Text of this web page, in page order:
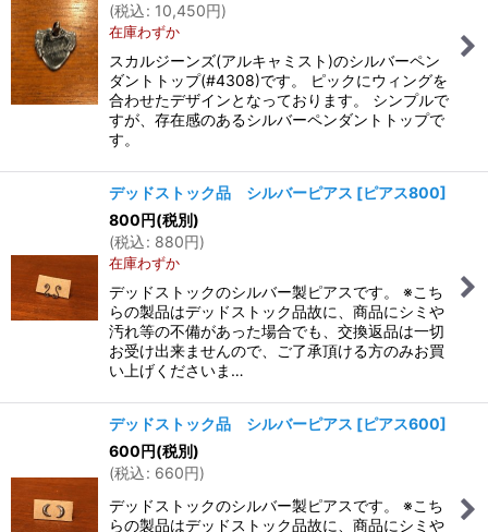
(税込: 10,450円)
在庫わずか
スカルジーンズ(アルキャミスト)のシルバーペン
ダントトップ(#4308)です。 ピックにウィングを
合わせたデザインとなっております。 シンプルで
すが、存在感のあるシルバーペンダントトップで
す。
デッドストック品 シルバーピアス [ピアス800]
800円(税別)
(税込: 880円)
在庫わずか
デッドストックのシルバー製ピアスです。 ※こち
らの製品はデッドストック品故に、商品にシミや
汚れ等の不備があった場合でも、交換返品は一切
お受け出来ませんので、ご了承頂ける方のみお買
い上げくださいま…
デッドストック品 シルバーピアス [ピアス600]
600円(税別)
(税込: 660円)
デッドストックのシルバー製ピアスです。 ※こち
らの製品はデッドストック品故に、商品にシミや